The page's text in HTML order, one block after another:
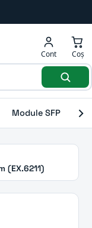
Cont Coș
Module SFP
(EX.6211)